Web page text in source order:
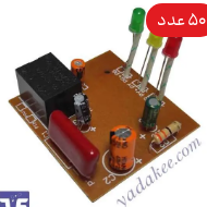
50 عدد